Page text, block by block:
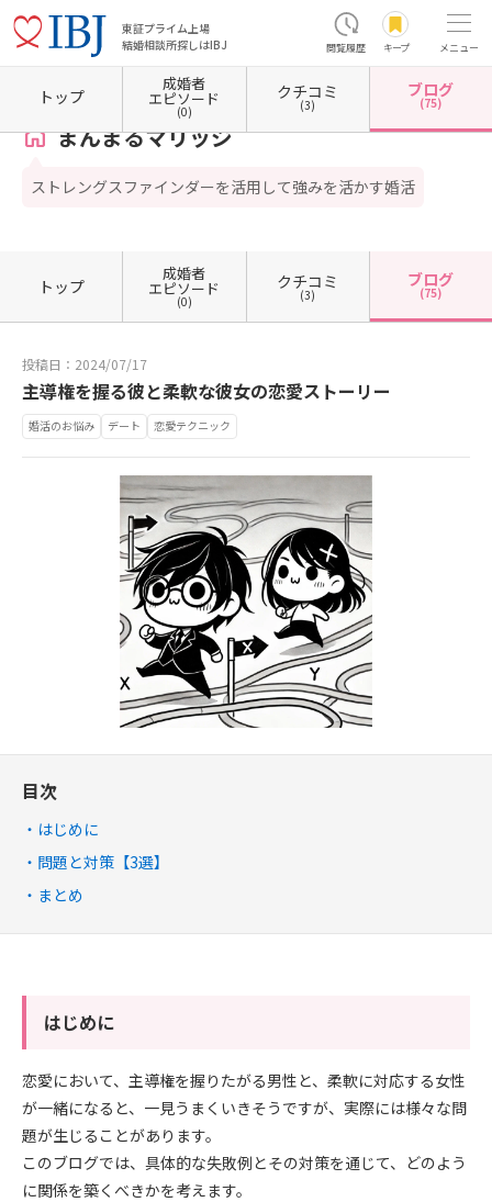
東証プライム上場
結婚相談所探しはIBJ
閲覧履歴 キープ メニュー
ホーム 愛媛県の結婚相談所 愛媛県新居浜市 まんまるマリッジ カウンセラーブログ
まんまるマリッジ
ストレングスファインダーを活用して強みを活かす婚活
トップ
成婚者
エピソード
(0)
クチコミ
(3)
ブログ
(75)
トップ
成婚者
エピソード
(0)
クチコミ
(3)
ブログ
(75)
投稿日：2024/07/17
主導権を握る彼と柔軟な彼女の恋愛ストーリー
婚活のお悩み デート 恋愛テクニック
目次
はじめに
問題と対策【3選】
まとめ
はじめに
恋愛において、主導権を握りたがる男性と、柔軟に対応する女性
が一緒になると、一見うまくいきそうですが、実際には様々な問
題が生じることがあります。
このブログでは、具体的な失敗例とその対策を通じて、どのよう
に関係を築くべきかを考えます。